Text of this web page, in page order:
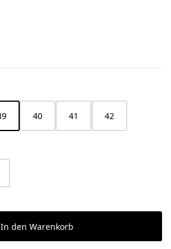
40 41 42
Gib den gewünschten
In den Warenkorb